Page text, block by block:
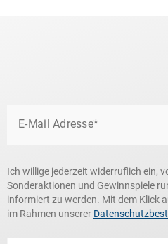
E-Mail Adresse*
Ich willige jederzeit widerruflich ein,
Sonderaktionen und Gewinnspiele
informiert zu werden. Mit dem Klick
im Rahmen unserer